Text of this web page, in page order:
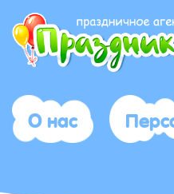
О нас